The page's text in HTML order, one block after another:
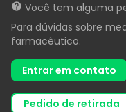
Você tem alguma
Para dúvidas sobre
farmacêutico.
Entrar em contato
pedido de retirada